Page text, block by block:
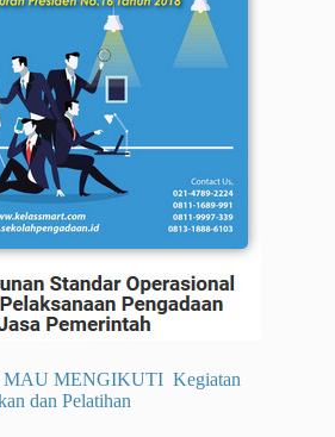
MENGIKUTI Kegiatan
dan Pelatihan